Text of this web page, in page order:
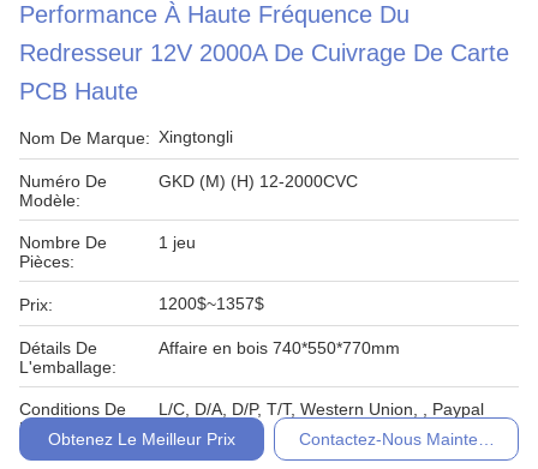
Performance À Haute Fréquence Du
Redresseur 12V 2000A De Cuivrage De Carte
PCB Haute
Nom De Marque: Xingtongli
Numéro De
Modèle:
GKD (M) (H) 12-2000CVC
Nombre De
Pièces:
1 jeu
Prix: 1200$~1357$
Détails De
L'emballage:
Affaire en bois 740*550*770mm
Conditions De
Paiement:
L/C, D/A, D/P, T/T, Western Union, , Paypal
Obtenez Le Meilleur Prix
Contactez-Nous Maintenant